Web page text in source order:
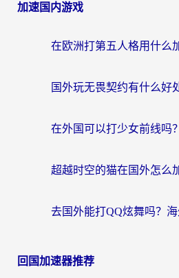
加速国内游戏
回国加速器推荐